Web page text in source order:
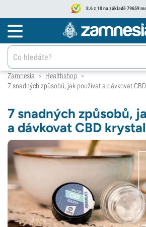
8.6 z 10 na základě 79659
Zamnesia > Healthshop >
7 snadných způsobů, jak používat a dávkovat
7 snadných způsobů,
a dávkovat CBD